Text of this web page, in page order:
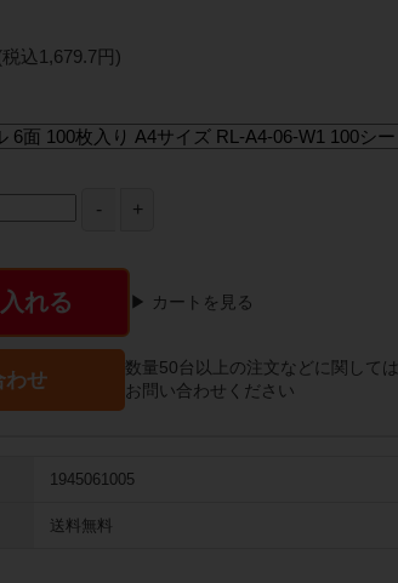
税込1,679.7円)
れる ▶ カートを見る
わせ
数量50台以上の注文などに関しては
お問い合わせください
1945061005
送料無料